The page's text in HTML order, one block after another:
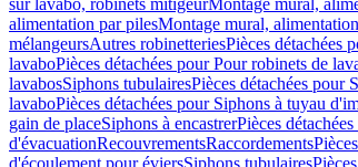
sur lavabo, robinets mitigeurMontage mural,
alimentation par pilesMontage mural,
mélangeursAutres robinetteriesPièces détachées
lavaboPièces détachées pour Pour robinets de
lavabosSiphons tubulairesPièces détachées pour
lavaboPièces détachées pour Siphons à tuyau
gain de placeSiphons à encastrerPièces
d'évacuationRecouvrementsRaccordements
d'écoulement pour éviersSiphons tubulaires